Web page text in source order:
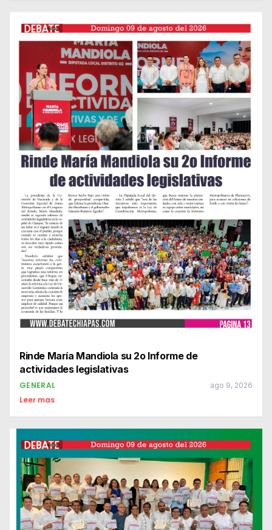
Rinde María Mandiola su 2o Informe de
actividades legislativas
GENERAL ago 9, 2026
Leer mas